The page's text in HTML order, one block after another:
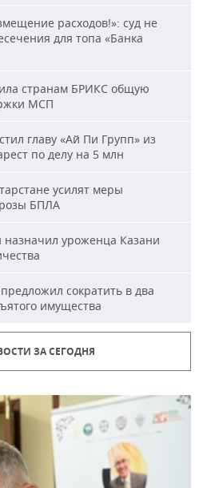
расходов!»: суд не
для топа «Банка
странам БРИКС общую
МСП
главу «Ай Пи Групп» из
по делу на 5 млн
усилят меры
БПЛА
уроженца Казани
сократить в два
имущества
ЗА СЕГОДНЯ